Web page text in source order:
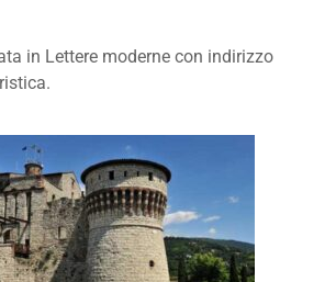
in Lettere moderne con indirizzo